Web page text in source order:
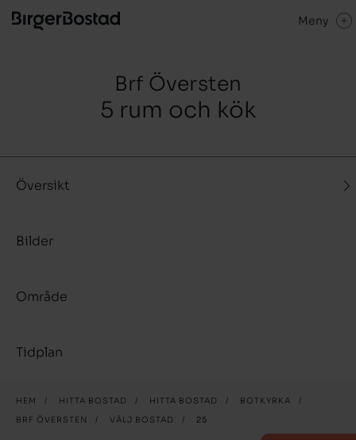
Meny
Brf Översten
5 rum och kök
Översikt
Bilder
Område
Tidplan
HEM / HITTA BOSTAD / HITTA BOSTAD / BOTKYRKA
/
BRF ÖVERSTEN
/ VÄLJ BOSTAD / 25